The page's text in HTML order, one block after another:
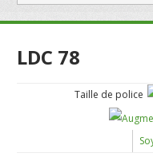
LDC 78
Taille de police